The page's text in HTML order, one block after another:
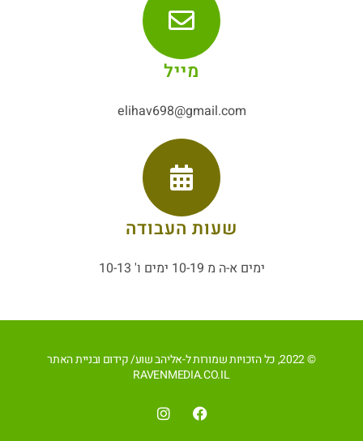
מייל
elihav698@gmail.com
שעות העבודה
ימים א-ה מ 10-19 ימים ו' 10-13
© 2022, כל הזכויות שמורות ל-אליהב שוע/ קידום ובניית האתר
RAVENMEDIA.CO.IL